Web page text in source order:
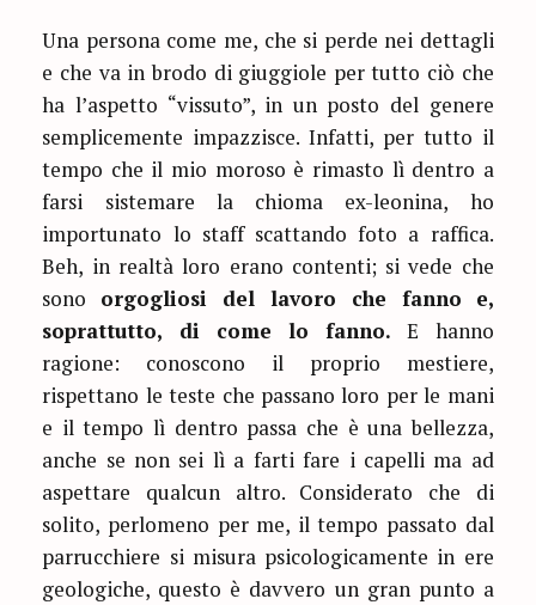
Una persona come me, che si perde nei dettagli
e che va in brodo di giuggiole per tutto ciò che
ha l’aspetto “vissuto”, in un posto del genere
semplicemente impazzisce. Infatti, per tutto il
tempo che il mio moroso è rimasto lì dentro a
farsi sistemare la chioma ex-leonina, ho
importunato lo staff scattando foto a raffica.
Beh, in realtà loro erano contenti; si vede che
sono orgogliosi del lavoro che fanno
e,
soprattutto, di come lo fanno. E hanno
ragione: conoscono il proprio mestiere,
rispettano le teste che passano loro per le mani
e il tempo lì dentro passa che è una bellezza,
anche se non sei lì a farti fare i capelli ma ad
aspettare qualcun altro. Considerato che di
solito, perlomeno per me, il tempo passato dal
parrucchiere si misura psicologicamente in ere
geologiche, questo è davvero un gran punto a